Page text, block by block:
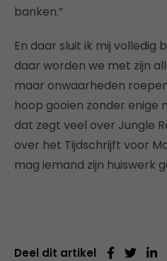
banken.”
En daar sluit ik mij volledig
daar worden we met zijn
maar onwaarheden
hoop gooien zonder enige
dat zegt veel over Jungle
over het Tijdschrijft voor
mag iemand zijn huiswerk
Deel dit artikel